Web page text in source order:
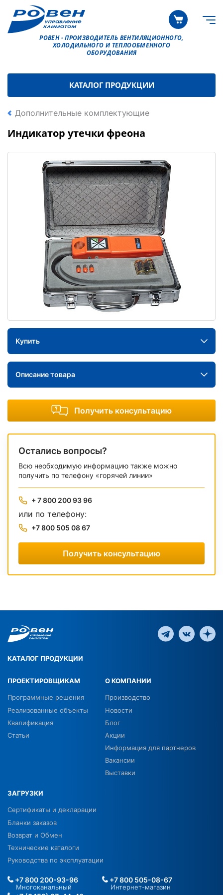
РОВЕН - ПРОИЗВОДИТЕЛЬ ВЕНТИЛЯЦИОННОГО,
ХОЛОДИЛЬНОГО И ТЕПЛООБМЕННОГО
ОБОРУДОВАНИЯ
КАТАЛОГ ПРОДУКЦИИ
Дополнительные комплектующие
Индикатор утечки фреона
Купить
Описание товара
Получить консультацию
Остались вопросы?
Всю необходимую информацию также можно
получить по телефону «горячей линии»
+ 7 800 200 93 96
или по телефону:
+7 800 505 08 67
Получить консультацию
КАТАЛОГ ПРОДУКЦИИ
ПРОЕКТИРОВЩИКАМ
Программные решения
Реализованные объекты
Квалификация
Статьи
О КОМПАНИИ
Производство
Новости
Блог
Акции
Информация для партнеров
Вакансии
Выставки
ЗАГРУЗКИ
Сертификаты и декларации
Бланки заказов
Возврат и Обмен
Технические каталоги
Руководства по эксплуатации
+7 800 200-93-96
Многоканальный
+7 800 505-08-67
Интернет-магазин